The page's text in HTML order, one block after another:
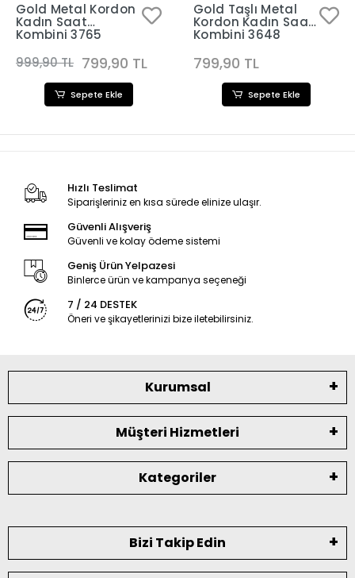
Gold Metal Kordon
Kadın Saat
Kombini 3765
999,90 TL 799,90 TL
Sepete Ekle
Gold Taşlı Metal
Kordon Kadın Saat
Kombini 3648
799,90 TL
Sepete Ekle
Hızlı Teslimat
Siparişleriniz en kısa sürede elinize ulaşır.
Güvenli Alışveriş
Güvenli ve kolay ödeme sistemi
Geniş Ürün Yelpazesi
Binlerce ürün ve kampanya seçeneği
7 / 24 DESTEK
Öneri ve şikayetlerinizi bize iletebilirsiniz.
Kurumsal
Müşteri Hizmetleri
Kategoriler
Bizi Takip Edin